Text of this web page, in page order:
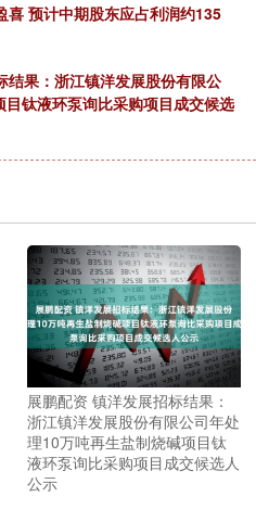
喜 预计中期股东应占利润约135
结果：浙江镇洋发展股份有限公
钛液环泵询比采购项目成交候选
展鹏配资 镇洋发展招标结果：
浙江镇洋发展股份有限公司年处
理10万吨再生盐制烧碱项目钛
液环泵询比采购项目成交候选人
公示